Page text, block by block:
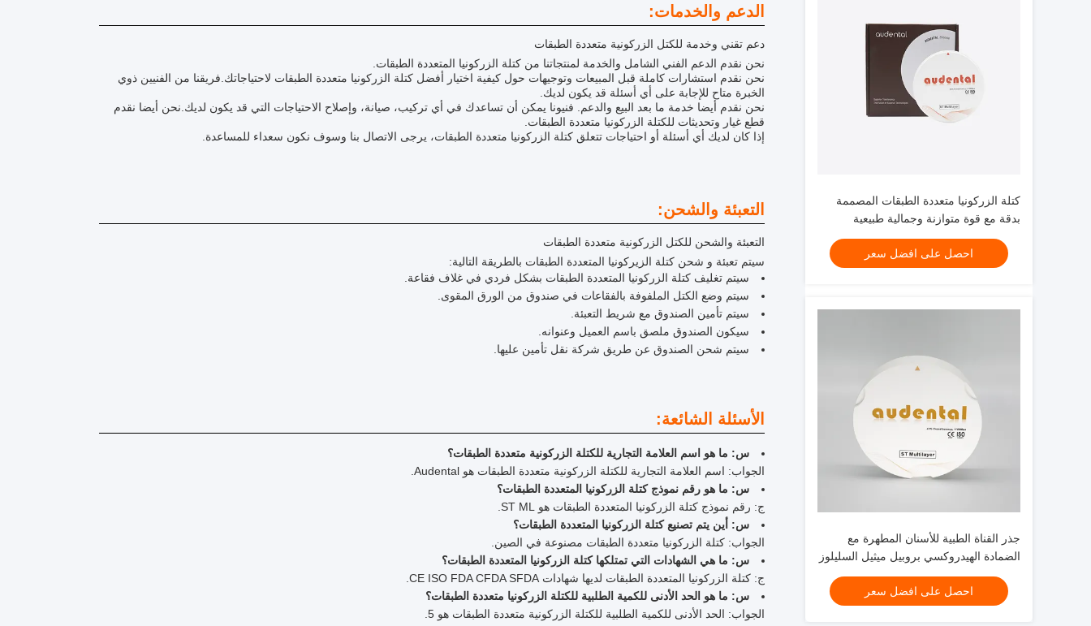
كتلة الزركونيا متعددة الطبقات المصممة
بدقة مع قوة متوازنة وجمالية طبيعية
لتطبيقات الأسنان
احصل على افضل سعر
جذر القناة الطبية للأسنان المطهرة مع
الضمادة الهيدروكسي بروبيل ميثيل السليلوز
والبولي إيثيلين غليكول والماء المنظف
احصل على افضل سعر
الدعم والخدمات:
دعم تقني وخدمة للكتل الزركونية متعددة الطبقات
نحن نقدم الدعم الفني الشامل والخدمة لمنتجاتنا من كتلة الزركونيا المتعددة الطبقات.
نحن نقدم استشارات كاملة قبل المبيعات وتوجيهات حول كيفية اختيار أفضل كتلة الزركونيا متعددة الطبقات لاحتياجاتك.فريقنا من الفنيين ذوي
الخبرة متاح للإجابة على أي أسئلة قد يكون لديك.
نحن نقدم أيضا خدمة ما بعد البيع والدعم. فنيونا يمكن أن تساعدك في أي تركيب، صيانة، وإصلاح الاحتياجات التي قد يكون لديك.نحن أيضا نقدم
قطع غيار وتحديثات للكتلة الزركونيا متعددة الطبقات.
إذا كان لديك أي أسئلة أو احتياجات تتعلق كتلة الزركونيا متعددة الطبقات، يرجى الاتصال بنا وسوف نكون سعداء للمساعدة.
التعبئة والشحن:
التعبئة والشحن للكتل الزركونية متعددة الطبقات
سيتم تعبئة و شحن كتلة الزيركونيا المتعددة الطبقات بالطريقة التالية:
سيتم تغليف كتلة الزركونيا المتعددة الطبقات بشكل فردي في غلاف فقاعة.
سيتم وضع الكتل الملفوفة بالفقاعات في صندوق من الورق المقوى.
سيتم تأمين الصندوق مع شريط التعبئة.
سيكون الصندوق ملصق باسم العميل وعنوانه.
سيتم شحن الصندوق عن طريق شركة نقل تأمين عليها.
الأسئلة الشائعة:
س: ما هو اسم العلامة التجارية للكتلة الزركونية متعددة الطبقات؟
الجواب: اسم العلامة التجارية للكتلة الزركونية متعددة الطبقات هو Audental.
س: ما هو رقم نموذج كتلة الزركونيا المتعددة الطبقات؟
ج: رقم نموذج كتلة الزركونيا المتعددة الطبقات هو ST ML.
س: أين يتم تصنيع كتلة الزركونيا المتعددة الطبقات؟
الجواب: كتلة الزركونيا متعددة الطبقات مصنوعة في الصين.
س: ما هي الشهادات التي تمتلكها كتلة الزركونيا المتعددة الطبقات؟
ج: كتلة الزركونيا المتعددة الطبقات لديها شهادات CE ISO FDA CFDA SFDA.
س: ما هو الحد الأدنى للكمية الطلبية للكتلة الزركونيا متعددة الطبقات؟
الجواب: الحد الأدنى للكمية الطلبية للكتلة الزركونية متعددة الطبقات هو 5.